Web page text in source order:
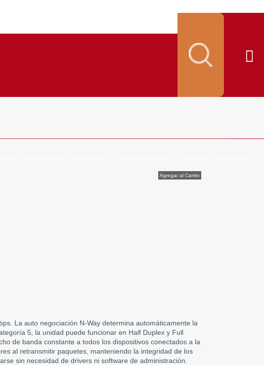
La auto negociación N-Way determina automáticamente la
5, la unidad puede funcionar en Half Duplex y Full
de banda constante a todos los dispositivos conectados a la
al retransmitir paquetes, manteniendo la integridad de los
sin necesidad de drivers ni software de administración.